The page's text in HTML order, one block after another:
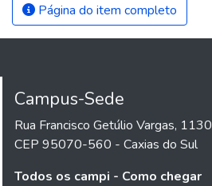
Página do item completo
Campus-Sede
Rua Francisco Getúlio Vargas, 1130
CEP 95070-560 - Caxias do Sul
Todos os campi - Como chegar